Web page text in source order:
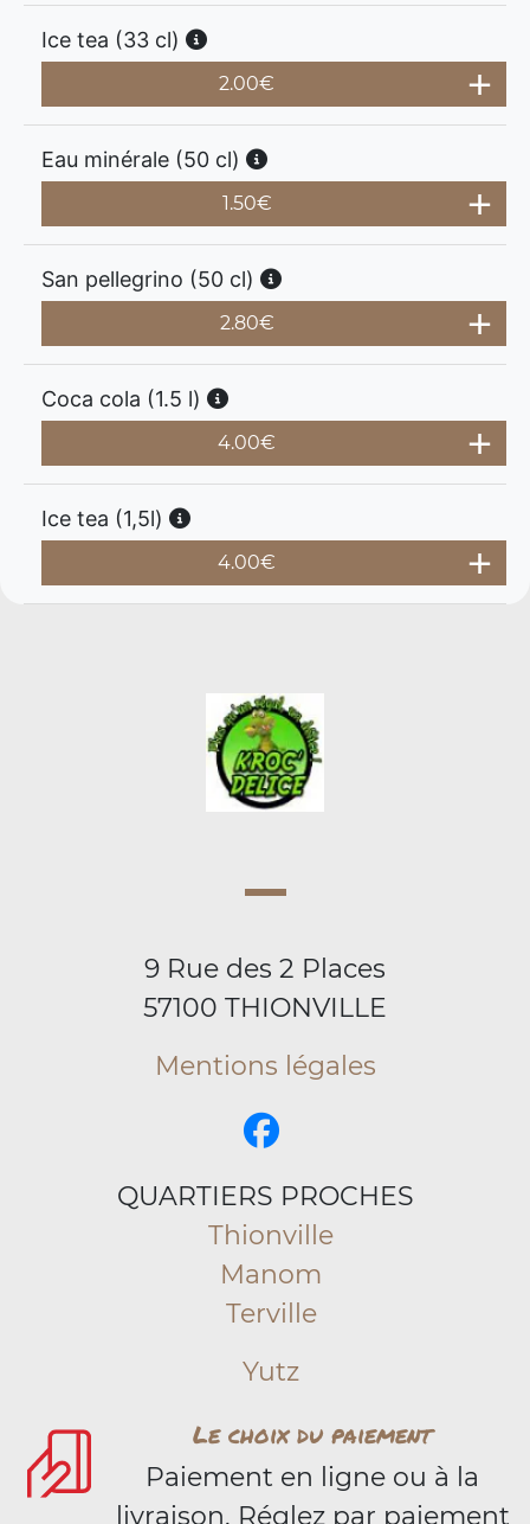
Ice tea (33 cl)
2.00€
Eau minérale (50 cl)
1.50€
San pellegrino (50 cl)
2.80€
Coca cola (1.5 l)
4.00€
Ice tea (1,5l)
4.00€
9 Rue des 2 Places
57100 THIONVILLE
Mentions légales
QUARTIERS PROCHES
Thionville
Manom
Terville
Yutz
Le choix du paiement
Paiement en ligne ou à la
livraison. Réglez par paiement